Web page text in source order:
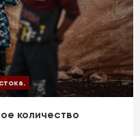
количество